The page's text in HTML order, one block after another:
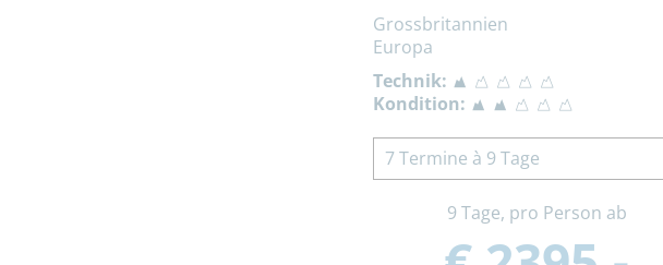
Grossbritannien
Europa
Technik:
Kondition:
7 Termine à 9 Tage
9 Tage, pro Person ab